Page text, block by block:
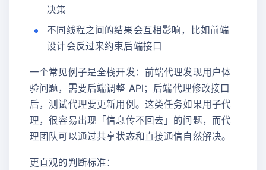
决策
不同线程之间的结果会互相影响，比如前端
设计会反过来约束后端接口
一个常见例子是全栈开发：前端代理发现用户体
验问题，需要后端调整 API；后端代理修改接口
后，测试代理要更新用例。这类任务如果用子代
理，很容易出现「信息传不回去」的问题，而代
理团队可以通过共享状态和直接通信自然解决。
更直观的判断标准：